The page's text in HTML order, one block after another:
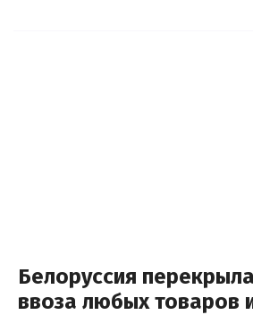
Белоруссия
ввоза любых товаров